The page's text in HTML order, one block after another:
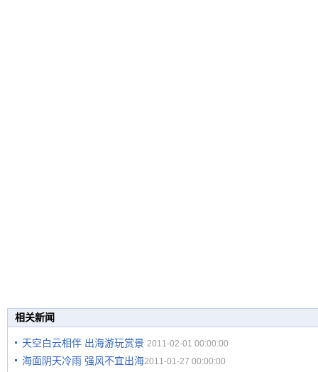
相关新闻
天空白云相伴 出海游玩赏景 2011-02-01 00:00:00
海面阴天冷雨 强风不宜出海2011-01-27 00:00:00